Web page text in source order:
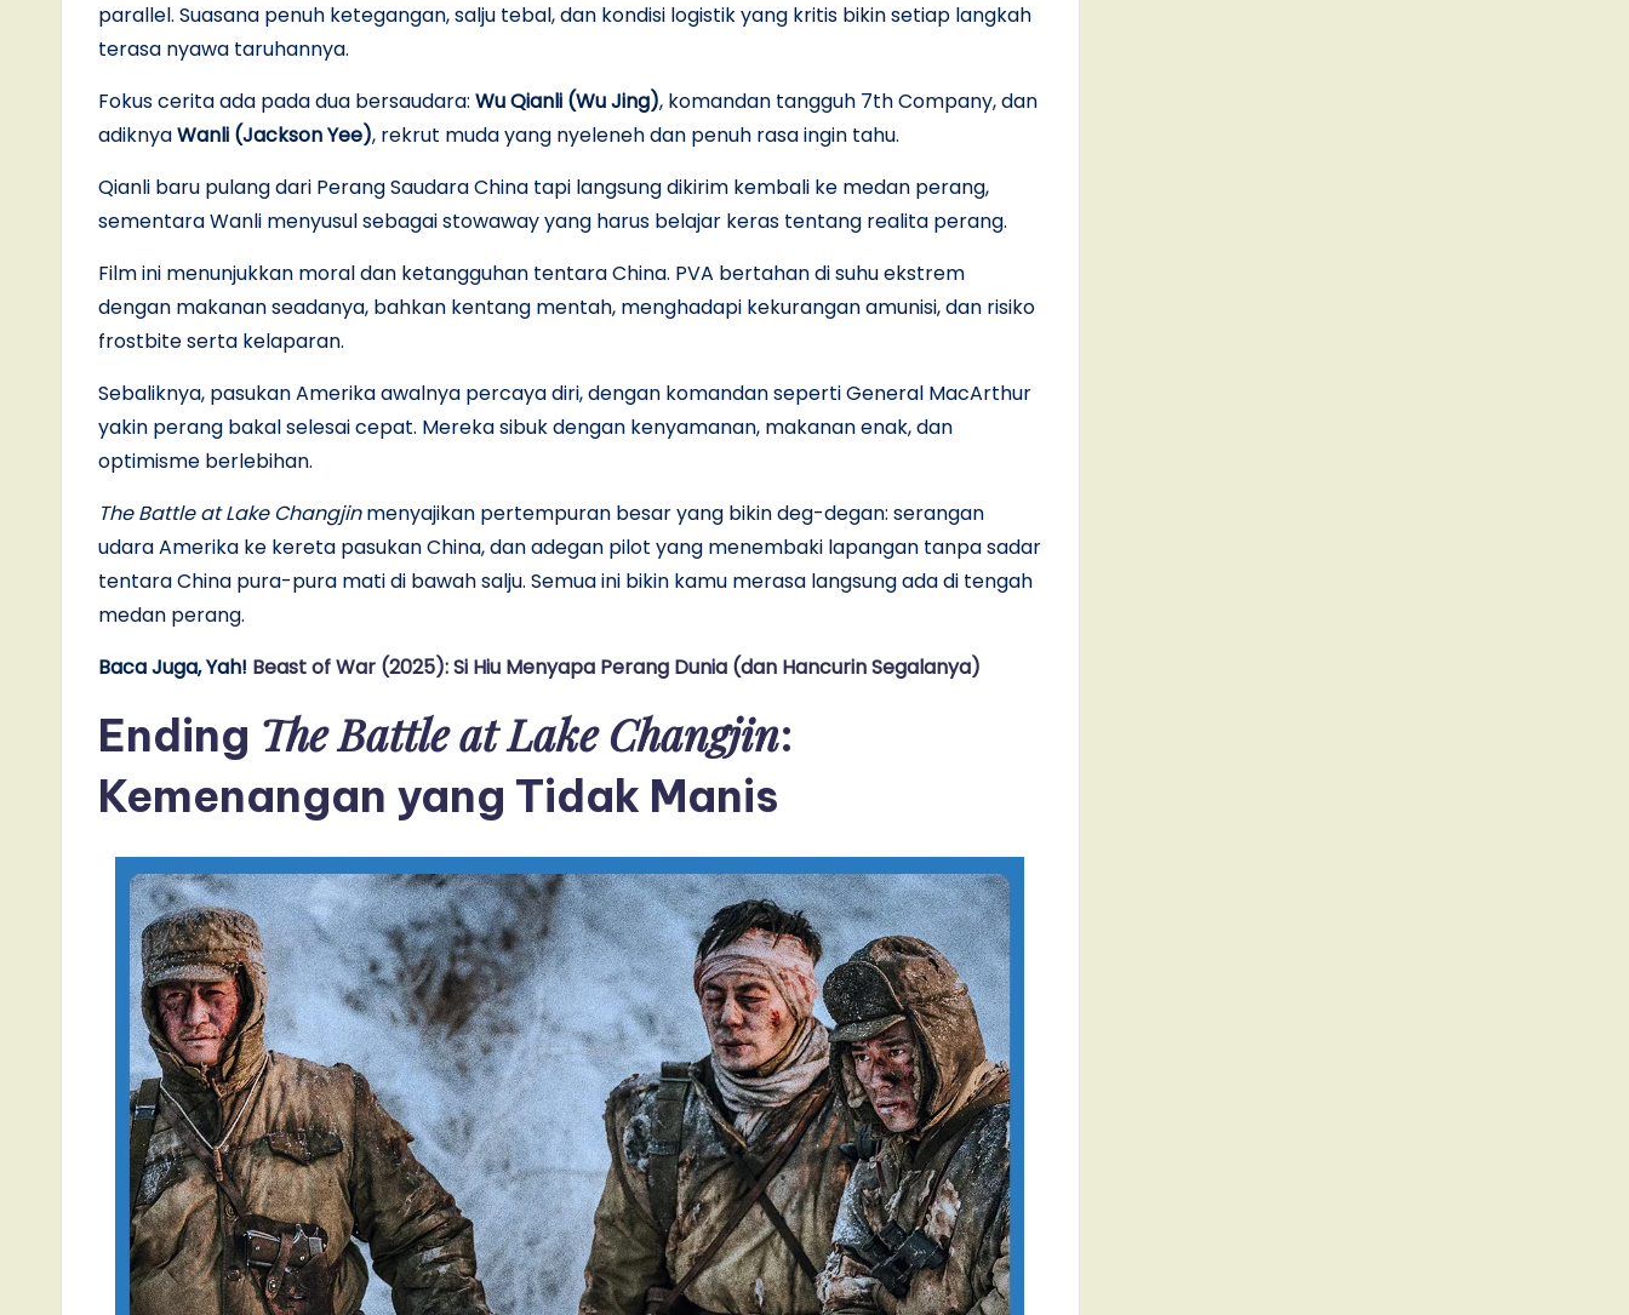
parallel. Suasana penuh ketegangan, salju tebal, dan kondisi logistik yang kritis bikin setiap langkah
terasa nyawa taruhannya.
Fokus cerita ada pada dua bersaudara: Wu Qianli (Wu Jing), komandan tangguh 7th Company, dan
adiknyaWanli (Jackson Yee), rekrut muda yang nyeleneh dan penuh rasa ingin tahu.
Qianli baru pulang dari Perang Saudara China tapi langsung dikirim kembali ke medan perang,
sementara Wanli menyusul sebagai stowaway yang harus belajar keras tentang realita perang.
Film ini menunjukkan moral dan ketangguhan tentara China. PVA bertahan di suhu ekstrem
dengan makanan seadanya, bahkan kentang mentah, menghadapi kekurangan amunisi, dan risiko
frostbite serta kelaparan.
Sebaliknya, pasukan Amerika awalnya percaya diri, dengan komandan seperti General MacArthur
yakin perang bakal selesai cepat. Mereka sibuk dengan kenyamanan, makanan enak, dan
optimisme berlebihan.
The Battle at Lake Changjinmenyajikan pertempuran besar yang bikin deg-degan: serangan
udara Amerika ke kereta pasukan China, dan adegan pilot yang menembaki lapangan tanpa sadar
tentara China pura-pura mati di bawah salju. Semua ini bikin kamu merasa langsung ada di tengah
medan perang.
Baca Juga, Yah! Beast of War (2025): Si Hiu Menyapa Perang Dunia (dan Hancurin Segalanya)
Ending The Battle at Lake Changjin:
Kemenangan yang Tidak Manis